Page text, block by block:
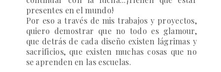
presentes en el mundo!
Por eso a través de mis trabajos y proyectos,
quiero demostrar que no todo es glamour,
que detrás de cada diseño existen lágrimas y
sacrificios, que existen muchas cosas que no
se aprenden en las escuelas.